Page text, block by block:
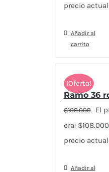
precio
Añadir al
carrito
¡Oferta!
Ramo 36
$108.000
El
era:
precio
Añadir al